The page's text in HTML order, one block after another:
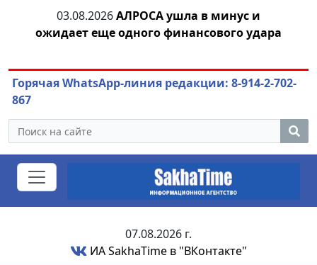
03.08.2026АЛРОСА ушла в минус и
ожидает еще одного финансового удара
Горячая WhatsApp-линия редакции: 8-914-2-702-
867
07.08.2026 г.
ИА SakhaTime в "ВКонтакте"